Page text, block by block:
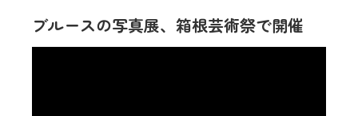
ブルースの写真展‎、箱根芸術祭で開催